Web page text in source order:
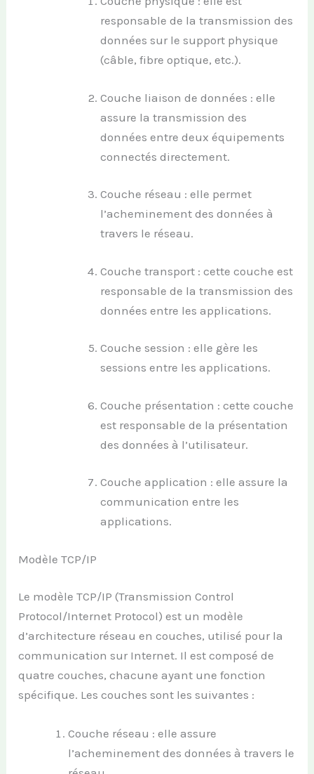
responsable de la transmission des
données sur le support physique
(câble, fibre optique, etc.).
Couche liaison de données : elle
assure la transmission des
données entre deux équipements
connectés directement.
Couche réseau : elle permet
l’acheminement des données à
travers le réseau.
Couche transport : cette couche est
responsable de la transmission des
données entre les applications.
Couche session : elle gère les
sessions entre les applications.
Couche présentation : cette couche
est responsable de la présentation
des données à l’utilisateur.
Couche application : elle assure la
communication entre les
applications.
Modèle TCP/IP
Le modèle TCP/IP (Transmission Control
Protocol/Internet Protocol) est un modèle
d’architecture réseau en couches, utilisé pour la
communication sur Internet. Il est composé de
quatre couches, chacune ayant une fonction
spécifique. Les couches sont les suivantes :
Couche réseau : elle assure
l’acheminement des données à travers le